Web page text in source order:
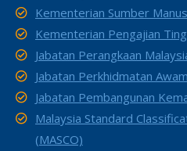
Kementerian Sumber
Kementerian Pengajian
Jabatan Perangkaan
Jabatan Perkhidmatan Awam
Jabatan Pembangunan
Malaysia Standard
(MASCO)